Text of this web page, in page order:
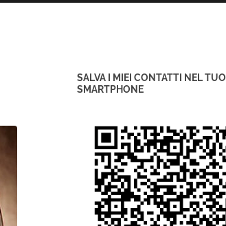
SALVA I MIEI CONTATTI NEL TUO
SMARTPHONE